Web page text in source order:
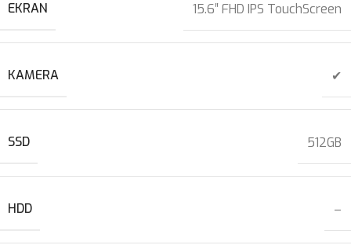
EKRAN 15.6″ FHD IPS TouchScreen
KAMERA ✔
SSD 512GB
HDD –